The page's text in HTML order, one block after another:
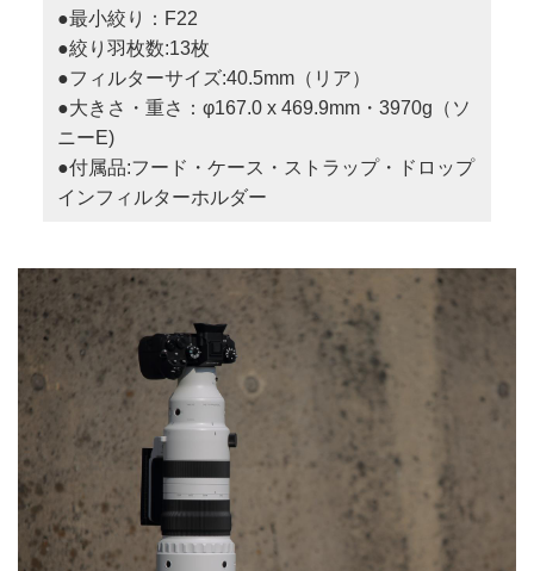
●最小絞り：F22
●絞り羽枚数:13枚
●フィルターサイズ:40.5mm（リア）
●大きさ・重さ：φ167.0 x 469.9mm・3970g（ソ
ニーE)
●付属品:フード・ケース・ストラップ・ドロップ
インフィルターホルダー